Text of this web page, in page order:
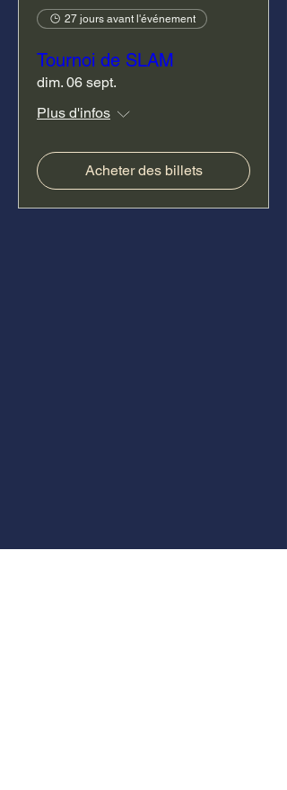
27 jours avant l'événement
Tournoi de SLAM
dim. 06 sept.
Plus d'infos
Acheter des billets